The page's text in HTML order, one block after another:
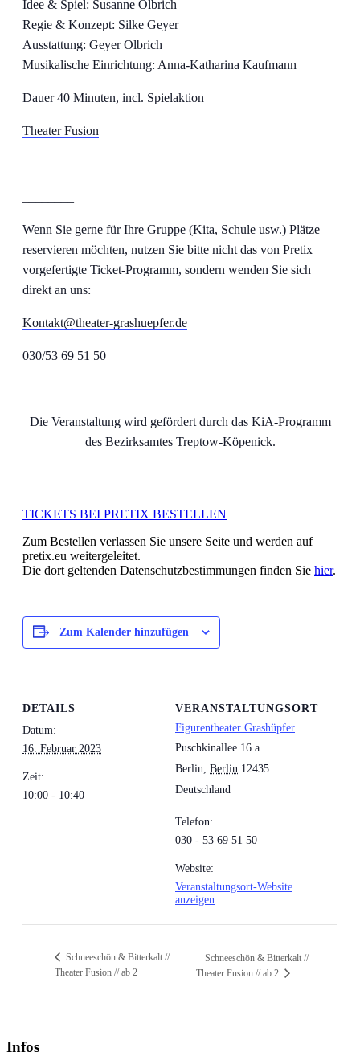
Idee & Spiel: Susanne Olbrich
Regie & Konzept: Silke Geyer
Ausstattung: Geyer Olbrich
Musikalische Einrichtung: Anna-Katharina Kaufmann
Dauer 40 Minuten, incl. Spielaktion
Theater Fusion
Wenn Sie gerne für Ihre Gruppe (Kita, Schule usw.) Plätze
reservieren möchten, nutzen Sie bitte nicht das von Pretix
vorgefertigte Ticket-Programm, sondern wenden Sie sich
direkt an uns:
Kontakt@theater-grashuepfer.de
030/53 69 51 50
Die Veranstaltung wird gefördert durch das KiA-Programm
des Bezirksamtes Treptow-Köpenick.
TICKETS BEI PRETIX BESTELLEN
Zum Bestellen verlassen Sie unsere Seite und werden auf
pretix.eu weitergeleitet.
Die dort geltenden Datenschutzbestimmungen finden Sie hier.
Zum Kalender hinzufügen
DETAILS
Datum:
16. Februar 2023
Zeit:
10:00 - 10:40
VERANSTALTUNGSORT
Figurentheater Grashüpfer
Puschkinallee 16 a
Berlin, Berlin 12435
Deutschland
Telefon:
030 - 53 69 51 50
Website:
Veranstaltungsort-Website
anzeigen
Schneeschön & Bitterkalt //
Theater Fusion // ab 2
Schneeschön & Bitterkalt //
Theater Fusion // ab 2
Infos